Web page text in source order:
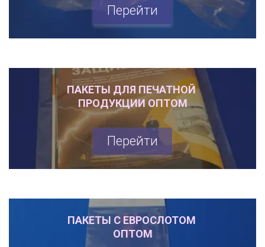
Перейти
ПАКЕТЫ ДЛЯ ПЕЧАТНОЙ
ПРОДУКЦИИ ОПТОМ
Перейти
ПАКЕТЫ С ЕВРОСЛОТОМ
ОПТОМ